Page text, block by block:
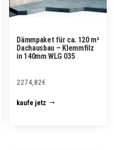
Dämmpaket für ca. 120 m²
Dachausbau – Klemmfilz
in 140mm WLG 035
2274,82€
kaufe jetz